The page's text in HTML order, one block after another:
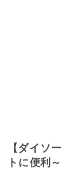
【ダイソ
トに便利